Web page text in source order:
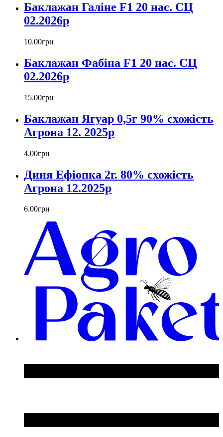
Баклажан Галіне F1 20 нас. СЦ
02.2026р
10.00грн
Баклажан Фабіна F1 20 нас. СЦ
02.2026р
15.00грн
Баклажан Ягуар 0,5г 90% схожість
Агрона 12. 2025р
4.00грн
Диня Ефіопка 2г. 80% схожість
Агрона 12.2025р
6.00грн